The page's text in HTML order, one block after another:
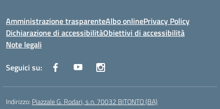
Amministrazione trasparenteAlbo onlinePrivacy Policy
Dichiarazione di accessibilitàObiettivi di accessibilità
Note legali
Seguici su:
Indirizzo: Piazzale G. Rodari, s.n. 70032 BITONTO (BA)